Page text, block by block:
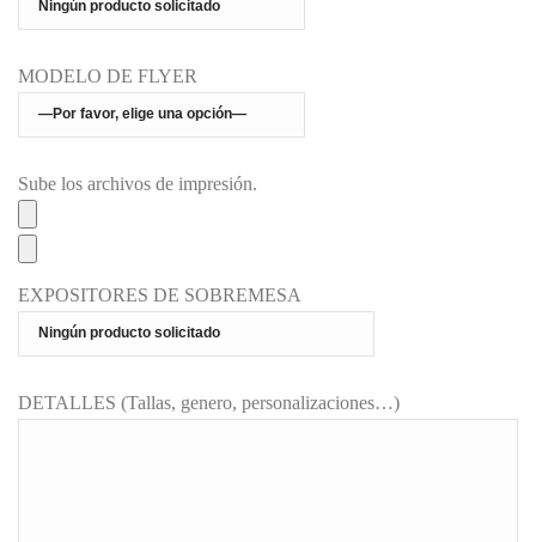
MODELO DE FLYER
Sube los archivos de impresión.
EXPOSITORES DE SOBREMESA
DETALLES (Tallas, genero, personalizaciones…)